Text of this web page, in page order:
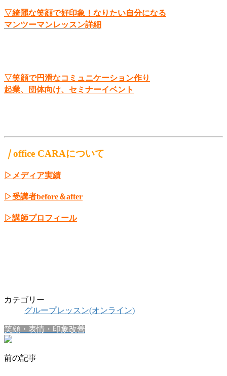
▽綺麗な笑顔で好印象！なりたい自分になる
マンツーマンレッスン詳細
▽笑顔で円滑なコミュニケーション作り
起業、団体向け、セミナーイベント
｜office CARAについて
▷メディア実績
▷受講者before＆after
▷講師プロフィール
カテゴリー
グループレッスン(オンライン)
笑顔・表情・印象改善
前の記事